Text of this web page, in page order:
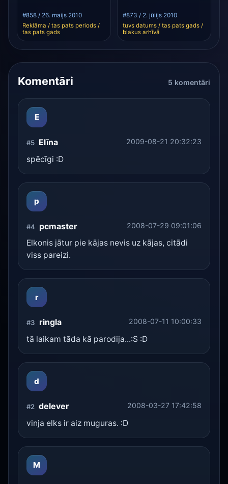
#858 / 26. maijs 2010
Reklāma / tas pats periods /
tas pats gads
#873 / 2. jūlijs 2010
tuvs datums / tas pats gads /
blakus arhīvā
Komentāri 5 komentāri
E
#5 Elīna 2009-08-21 20:32:23
spēcīgi :D
p
#4 pcmaster 2008-07-29 09:01:06
Elkonis jātur pie kājas nevis uz kājas, citādi
viss pareizi.
r
#3 ringla 2008-07-11 10:00:33
tā laikam tāda kā parodija...:S :D
d
#2 delever 2008-03-27 17:42:58
vinja elks ir aiz muguras. :D
M